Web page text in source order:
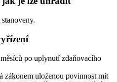
po uplynutí zdaňovacího
zákonem uloženou povinnost mít